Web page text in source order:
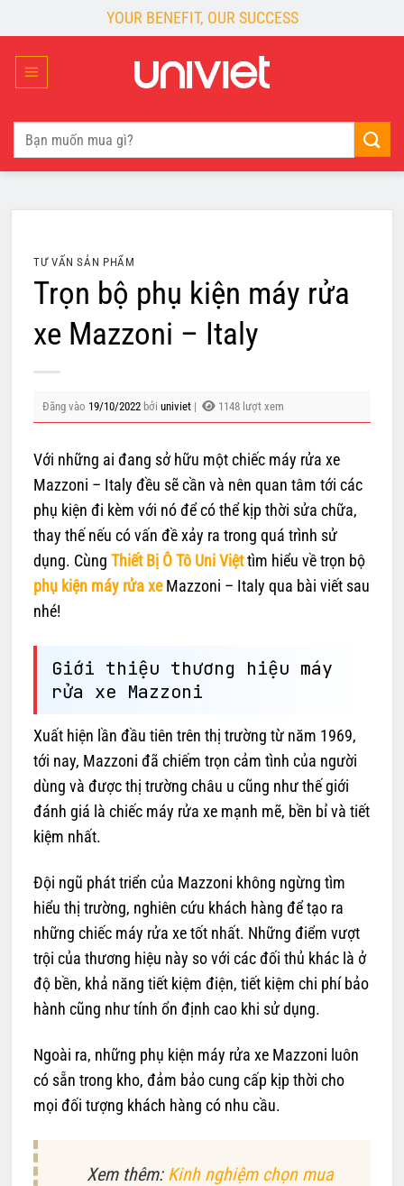
to
content
YOUR BENEFIT, OUR SUCCESS
Tìm
kiếm:
TƯ VẤN SẢN PHẨM
Trọn bộ phụ kiện máy rửa
xe Mazzoni – Italy
Đăng vào 19/10/2022 bởi univiet | 1148 lượt xem
Với những ai đang sở hữu một chiếc máy rửa xe
Mazzoni – Italy đều sẽ cần và nên quan tâm tới các
phụ kiện đi kèm với nó để có thể kịp thời sửa chữa,
thay thế nếu có vấn đề xảy ra trong quá trình sử
dụng. Cùng Thiết Bị Ô Tô Uni Việttìm hiểu về trọn bộ
phụ kiện máy rửa xeMazzoni – Italy qua bài viết sau
nhé!
Giới thiệu thương hiệu máy
rửa xe Mazzoni
Xuất hiện lần đầu tiên trên thị trường từ năm 1969,
tới nay, Mazzoni đã chiếm trọn cảm tình của người
dùng và được thị trường châu u cũng như thế giới
đánh giá là chiếc máy rửa xe mạnh mẽ, bền bỉ và tiết
kiệm nhất.
Đội ngũ phát triển của Mazzoni không ngừng tìm
hiểu thị trường, nghiên cứu khách hàng để tạo ra
những chiếc máy rửa xe tốt nhất. Những điểm vượt
trội của thương hiệu này so với các đối thủ khác là ở
độ bền, khả năng tiết kiệm điện, tiết kiệm chi phí bảo
hành cũng như tính ổn định cao khi sử dụng.
Ngoài ra, những phụ kiện máy rửa xe Mazzoni luôn
có sẵn trong kho, đảm bảo cung cấp kịp thời cho
mọi đối tượng khách hàng có nhu cầu.
Xem thêm: Kinh nghiệm chọn mua